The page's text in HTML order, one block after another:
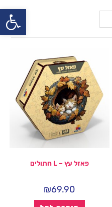
פאזל עץ – L חתולים
₪69.90